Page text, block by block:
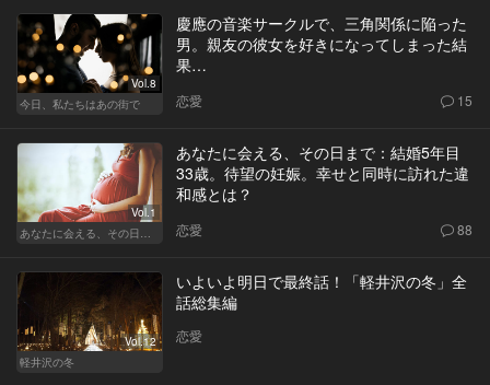
Vol.8
今日、私たちはあの街で
慶應の音楽サークルで、三角関係に陥った
男。親友の彼女を好きになってしまった結
果…
恋愛 15
Vol.1
あなたに会える、その日まで：結婚5年目
33歳。待望の妊娠。幸せと同時に訪れた違
和感とは？
恋愛 88
Vol.12
軽井沢の冬
いよいよ明日で最終話！「軽井沢の冬」全
話総集編
恋愛